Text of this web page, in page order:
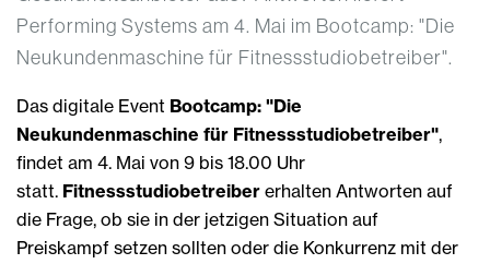
Performing Systems am 4. Mai im Bootcamp: "Die
Neukundenmaschine für Fitnessstudiobetreiber".
Das digitale Event Bootcamp: "Die
Neukundenmaschine für Fitnessstudiobetreiber",
findet am 4. Mai von 9 bis 18.00 Uhr
statt. Fitnessstudiobetreiber erhalten Antworten auf
die Frage, ob sie in der jetzigen Situation auf
Preiskampf setzen sollten oder die Konkurrenz mit der